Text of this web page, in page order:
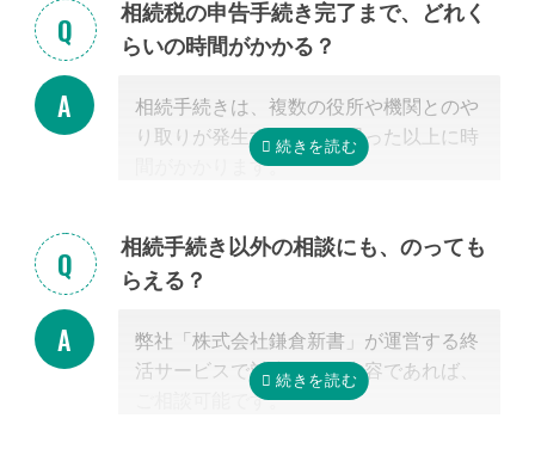
ル・郵便などを使って進捗状況などの連
絡を取り合う形になります。
ば大丈夫ですので、ご安心ください。
相続税の申告手続き完了まで、どれく
らいの時間がかかる？
相続手続きは、複数の役所や機関とのや
り取りが発生するため、思った以上に時
間がかかります。
り、専門家が効率よく進めたとしても一
般的には全部で約3-4カ月かかると言わ
これに相続税申告が加わると、相談発生
後10カ月以内に申告しなければならない
ため、早めの動き出しが肝心です。
相続手続き以外の相談にも、のっても
らえる？
弊社「株式会社鎌倉新書」が運営する終
活サービスで対応可能な内容であれば、
ご相談可能です。